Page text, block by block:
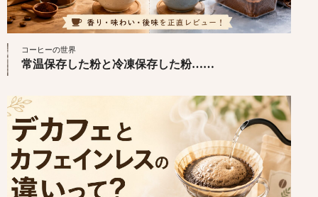
コーヒーの世界
常温保存した粉と冷凍保存した粉……